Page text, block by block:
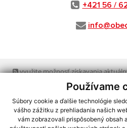
Používame
Súbory cookie a ďalšie technológie
vášho zážitku z prehliadania našich
vám zobrazovali prispôsobený obsah
+421 56 /
využite možnosť získavania
CMS systém (redakčný) systém
webex.digital, s.r.o.,
spoločnosť webex.digital, s.r.o.,
Posledná